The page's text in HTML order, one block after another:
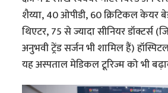
शैय्या, 40 ओपीडी, 60 क्रिटिकल केयर
थिएटर, 75 से ज्यादा सीनियर
अनुभवी ट्रेंड सर्जन भी शामिल हैं)
यह अस्पताल मेडिकल टूरिज्म को भी